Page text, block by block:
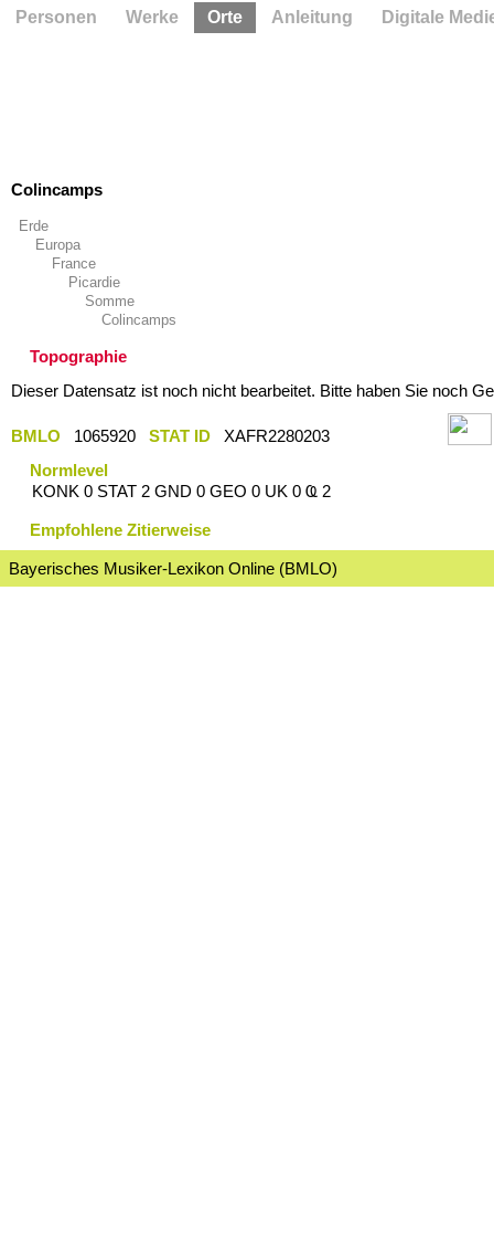
Colincamps
Erde
Europa
France
Picardie
Somme
Colincamps
Topographie
Dieser Datensatz ist noch nicht bearbeitet. Bitte haben Sie noch
BMLO 1065920 STAT ID
XAFR2280203
Normlevel
KONK 0 STAT 2 GND 0 GEO 0 UK 0 Ҩ 2
Empfohlene Zitierweise
Bayerisches Musiker-Lexikon Online (BMLO)
Personen Werke Orte Anleitung Digitale